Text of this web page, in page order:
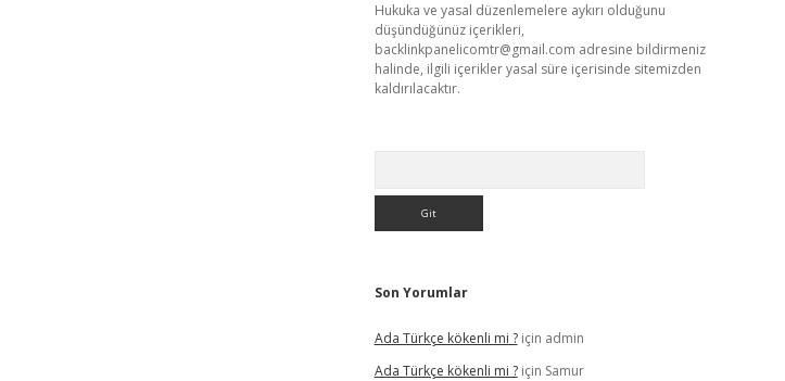
Hukuka ve yasal düzenlemelere aykırı olduğunu
düşündüğünüz içerikleri,
backlinkpanelicomtr@gmail.com adresine bildirmeniz
halinde, ilgili içerikler yasal süre içerisinde sitemizden
kaldırılacaktır.
Son Yorumlar
Ada Türkçe kökenli mi ?için admin
Ada Türkçe kökenli mi ?için Samur